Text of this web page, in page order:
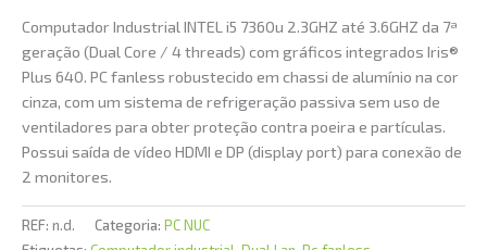
Computador Industrial INTEL i5 7360u 2.3GHZ até 3.6GHZ da 7ª
geração (Dual Core / 4 threads) com gráficos integrados Iris®
Plus 640. PC fanless robustecido em chassi de alumínio na cor
cinza, com um sistema de refrigeração passiva sem uso de
ventiladores para obter proteção contra poeira e partículas.
Possui saída de vídeo HDMI e DP (display port) para conexão de
2 monitores.
REF: n.d. Categoria: PC NUC